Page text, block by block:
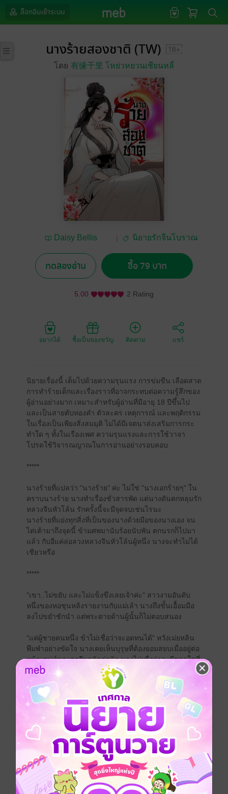
ล็อกอินเข้าระบบ
นางร้ายสองชาติ (TW)
โดย 有缘千里 โหย่วหยวนเชียนหลี่
Daisy Bellis
นิยายรักจีนโบราณ
ทดลองอ่าน ซื้อ 79 บาท
5.00 2 Rating
อยากได้ ซื้อเป็นของขวัญ ติดตาม แชร์
นิยายเรื่องนี้ เต็มไปด้วยความรุนแรง การข่มขืน เลือดสาด
การทำร้ายเด็กและเรื่องราวที่อาจกระทบต่อความรู้สึกของ
ผู้อ่านอย่างมาก เหมาะสำหรับผู้อ่านที่มีอายุ 18 ปีขึ้นไป
และเป็นสายตับทองคำ ตัวละคร เหตุการณ์ และพฤติกรรม
ในเรื่องเป็นเพียงสิ่งสมมุติ ไม่ได้มีเจตนาส่งเสริมการกระ
ทำใด ๆ ทั้งในเรื่องเพศ ความรุนแรงและการใช้วาจา
โปรดใช้วิจารณญาณในการอ่านอย่างรอบคอบ
*****
นางร้ายที่แปลว่า "นางร้าย" ค่ะ ไม่ใช่ "นางเอกร้ายๆ" ใน
คราบนางร้าย นางทำเรื่องชั่วสารพัด แต่นางดันตกหลุมรัก
หลวงจีนหัวโล้น รักครั้งนี้จะมีจุดจบเช่นไรนะ
นางร้ายที่แย่งทุกสิ่งที่เป็นของนางด้วยมือของนางเอง จน
ไต่เต้ามาถึงจุดนี้ ข้ามศพมานับร้อยนับพัน ตกนรกก็ไปมา
แล้ว กับอีแค่ล่อลวงหลวงจีนหัวโล้นผู้หนึ่ง นางจะทำไม่ได้
เชียวหรือ
*****
"เขา..ไม่ขยับ และไม่แข็งขึงเลยเจ้าค่ะ" สาวงามอันดับ
หนึ่งของหอชุนหลิงรายงานกับแม่เล้า นางถึงขั้นเอื้อมมือ
ลงไปขยำชักนำ แต่พระตายด้านผู้นั้นก็ไม่ตอบสนอง
"แค่ผู้ชายคนหนึ่ง ข้าไม่เชื่อว่าจะอดทนได้" หวังเม่ยหลิน
พึมพำอย่างขัดใจ นางเคยเห็นบุรุษที่ต้องยอมสยบเมื่ออยู่ต่อ
หน้าเสน่ห์ของสตรีมานักต่อนัก นางไม่เชื่อว่าจะมีชายใดที่
ต้านทานได้อย่างไร้เยื่อใยเช่นนี้
"..หรือเขาจะเป็นโพธิสัตว์จริงๆ เจ้าคะ เรา..หยุดมือดีหรือ
ไม่เจ้าคะ ข้าเกรงว่าหากดึงดัน..อาจถูกสวรรค์ลงโทษ"
สาวงามคนหนึ่งเริ่มหวาดกลัวความผิดบาป
"จริงด้วยเจ้าค่ะ เขา..สงบยิ่งนัก ข้าละอายใจ"
"ข้าเช่นกัน"
หญิงสาวหลายคนเริ่มเห็นพ้องว่าบุรุษหัวโล้นในห้องใหญ่
อาจเป็นผู้หลุดพ้นที่แท้จริง เพราะพวกนางต่างลงมือล่อลวง